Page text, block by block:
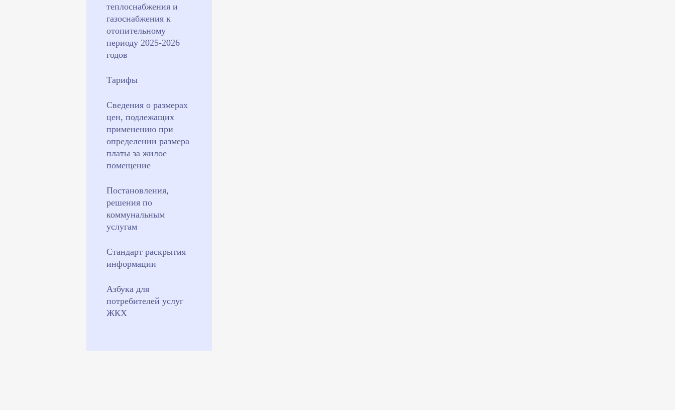
теплоснабжения и
газоснабжения к
отопительному
периоду 2025-2026
годов
Тарифы
Сведения о размерах
цен, подлежащих
применению при
определении размера
платы за жилое
помещение
Постановления,
решения по
коммунальным
услугам
Стандарт раскрытия
информации
Азбука для
потребителей услуг
ЖКХ